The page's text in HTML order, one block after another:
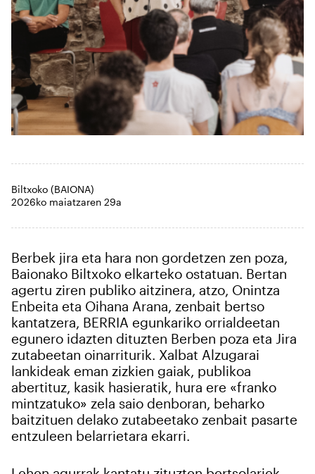
Biltxoko (BAIONA)
2026ko maiatzaren 29a
Berbek jira eta hara non gordetzen zen poza,
Baionako Biltxoko elkarteko ostatuan. Bertan
agertu ziren publiko aitzinera, atzo, Onintza
Enbeita eta Oihana Arana, zenbait bertso
kantatzera, BERRIA egunkariko orrialdeetan
egunero idazten dituzten Berben poza eta Jira
zutabeetan oinarriturik. Xalbat Alzugarai
lankideak eman zizkien gaiak, publikoa
abertituz, kasik hasieratik, hura ere «franko
mintzatuko» zela saio denboran, beharko
baitzituen delako zutabeetako zenbait pasarte
entzuleen belarrietara ekarri.